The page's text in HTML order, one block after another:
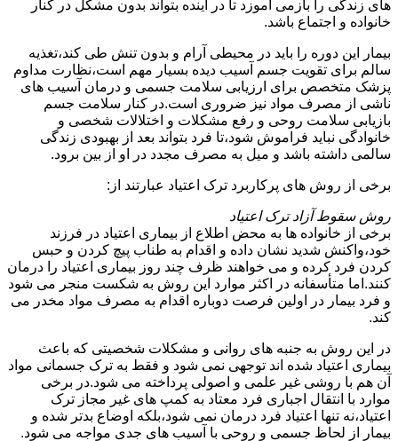
های زندگی را بازمی آموزد تا در آینده بتواند بدون مشکل در کنار
خانواده و اجتماع باشد.
بیمار این دوره را باید در محیطی آرام و بدون تنش طی کند،تغذیه
سالم برای تقویت جسم آسیب دیده بسیار مهم است،نظارت مداوم
پزشک متخصص برای ارزیابی سلامت جسمی و درمان آسیب های
ناشی از مصرف مواد نیز ضروری است.در کنار سلامت جسم
بازیابی سلامت روحی و رفع مشکلات و اختلالات شخصی و
خانوادگی نباید فراموش شود،تا فرد بتواند بعد از بهبودی زندگی
سالمی داشته باشد و میل به مصرف مجدد در او از بین برود.
برخی از روش های پرکاربرد ترک اعتیاد عبارتند از:
روش سقوط آزاد ترک اعتیاد
برخی از خانواده ها به محض اطلاع از بیماری اعتیاد در فرزند
خود،واکنش شدید نشان داده و اقدام به طناب پیچ کردن و حبس
کردن فرد کرده و می خواهند ظرف چند روز بیماری اعتیاد را درمان
کنند.اما متأسفانه در اکثر موارد این روش به شکست منجر می شود
و فرد بیمار در اولین فرصت دوباره اقدام به مصرف مواد مخدر می
کند.
در این روش به جنبه های روانی و مشکلات شخصیتی که باعث
بیماری اعتیاد شده اند توجهی نمی شود و فقط به ترک جسمانی مواد
آن هم با روشی غیر علمی و اصولی پرداخته می شود.در برخی
موارد با انتقال اجباری فرد معتاد به کمپ های غیر مجاز ترک
اعتیاد،نه تنها اعتیاد فرد درمان نمی شود،بلکه اوضاع بدتر شده و
بیمار از لحاظ جسمی و روحی با آسیب های جدی مواجه می شود.